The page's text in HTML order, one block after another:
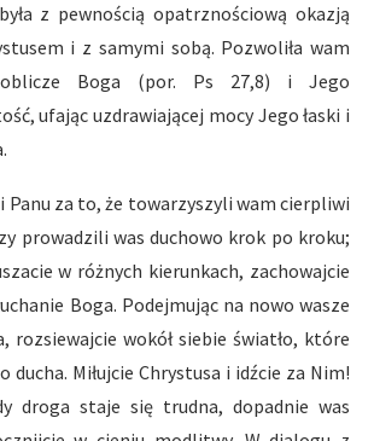
z pewnością opatrznościową okazją
i z samymi sobą. Pozwoliła wam
oblicze Boga (por. Ps 27,8) i Jego
ufając uzdrawiającej mocy Jego łaski i
Panu za to, że towarzyszyli wam cierpliwi
prowadzili was duchowo krok po kroku;
w różnych kierunkach, zachowajcie
Boga. Podejmując na nowo wasze
rozsiewajcie wokół siebie światło, które
ducha. Miłujcie Chrystusa i idźcie za Nim!
droga staje się trudna, dopadnie was